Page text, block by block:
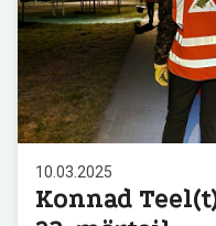
10.03.2025
Konnad